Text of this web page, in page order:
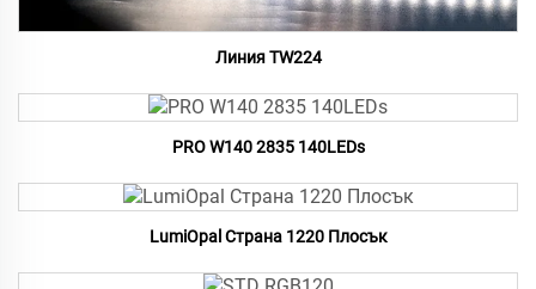
Линия TW224
PRO W140 2835 140LEDs
LumiOpal Страна 1220 Плосък